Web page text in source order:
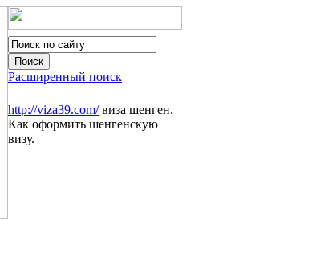
Расширенный поиск
http://viza39.com/виза шенген.
Как оформить шенгенскую
визу.